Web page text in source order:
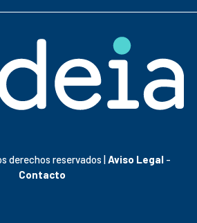
derechos reservados |Aviso Legal -
Contacto